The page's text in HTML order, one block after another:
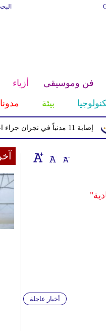
فن وموسيقى أزياء
بيئة
بالمقذوفات
أخبار عاجلة